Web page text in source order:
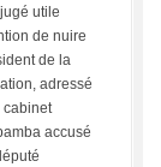
utile
de nuire
de la
adressé
cabinet
accusé